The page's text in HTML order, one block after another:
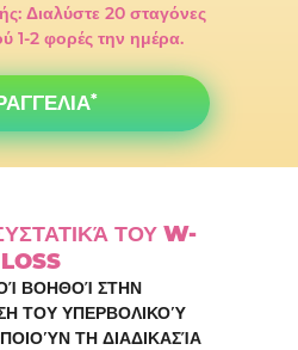
Διαλύστε 20 σταγόνες
1-2 φορές την ημέρα.
ΤΟΥ W-
LOSS
ΒΟΗΘΟΊ ΣΤΗΝ
ΤΟΥ ΥΠΕΡΒΟΛΙΚΟΎ
ΤΗ ΔΙΑΔΙΚΑΣΊΑ